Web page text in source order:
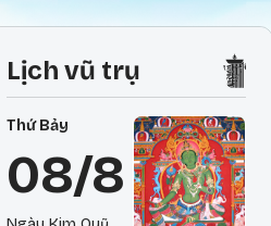
Lịch vũ trụ
Thứ Bảy
08/8